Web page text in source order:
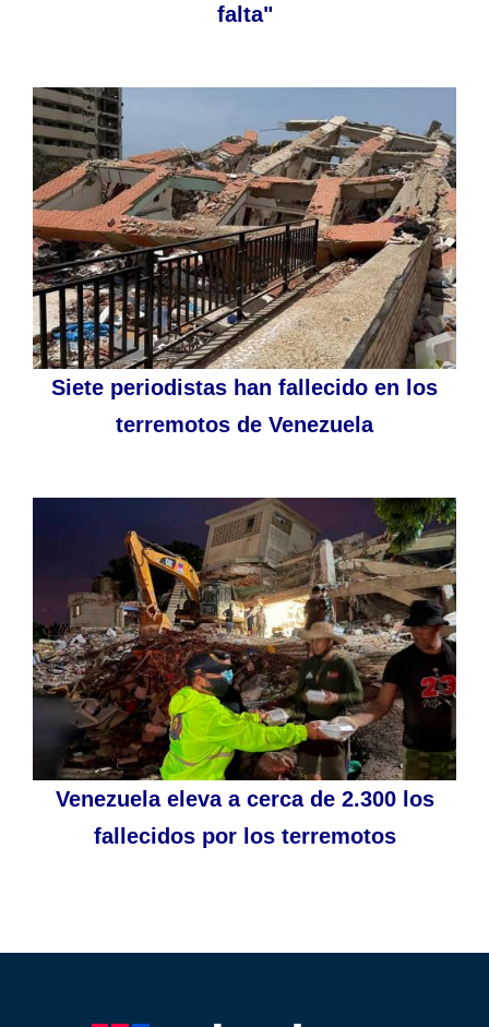
falta"
Siete periodistas han fallecido en los
terremotos de Venezuela
Venezuela eleva a cerca de 2.300 los
fallecidos por los terremotos